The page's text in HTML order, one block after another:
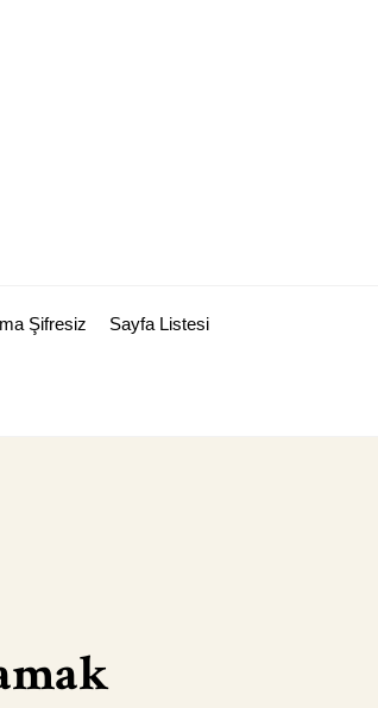
Şifresiz Sayfa Listesi